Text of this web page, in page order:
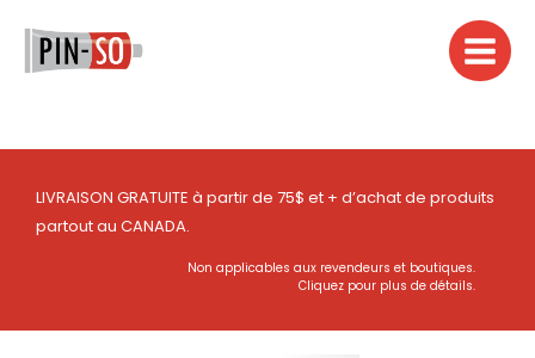
contenu
LIVRAISON GRATUITE à partir de 75$ et + d’achat de produits
partout au CANADA.
Non applicables aux revendeurs et boutiques.
Cliquez pour plus de détails.